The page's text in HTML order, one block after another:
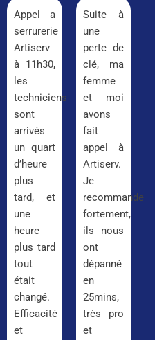
Appel a
serrurerie
Artiserv
à 11h30,
les
techniciens
sont
arrivés
un quart
d’heure
plus
tard, et
une
heure
plus tard
tout
était
changé.
Efficacité
et
Suite à
une
perte de
clé, ma
femme
et moi
avons
fait
appel à
Artiserv.
Je
recommande
fortement,
ils nous
ont
dépanné
en
25mins,
très pro
et